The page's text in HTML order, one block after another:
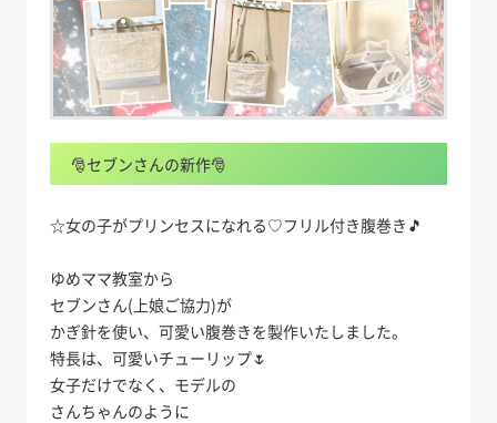
🎅セブンさんの新作🎅
☆女の子がプリンセスになれる♡フリル付き腹巻き🎵
ゆめママ教室から
セブンさん(上娘ご協力)が
かぎ針を使い、可愛い腹巻きを製作いたしました。
特長は、可愛いチューリップ🌷
女子だけでなく、モデルの
さんちゃんのように